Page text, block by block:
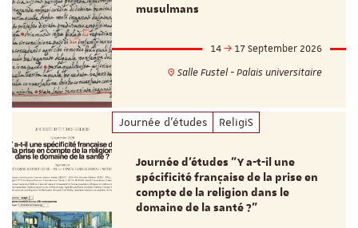
musulmans
14
17 September 2026
Salle Fustel - Palais universitaire
Journée d'études ReligiS
Journée d’études "Y a-t-il une
spécificité française de la prise en
compte de la religion dans le
domaine de la santé ?"